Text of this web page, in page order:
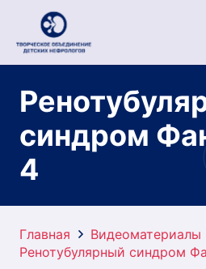
синдром
4
Главная
Видеоматериалы
Ренотубулярный синдром